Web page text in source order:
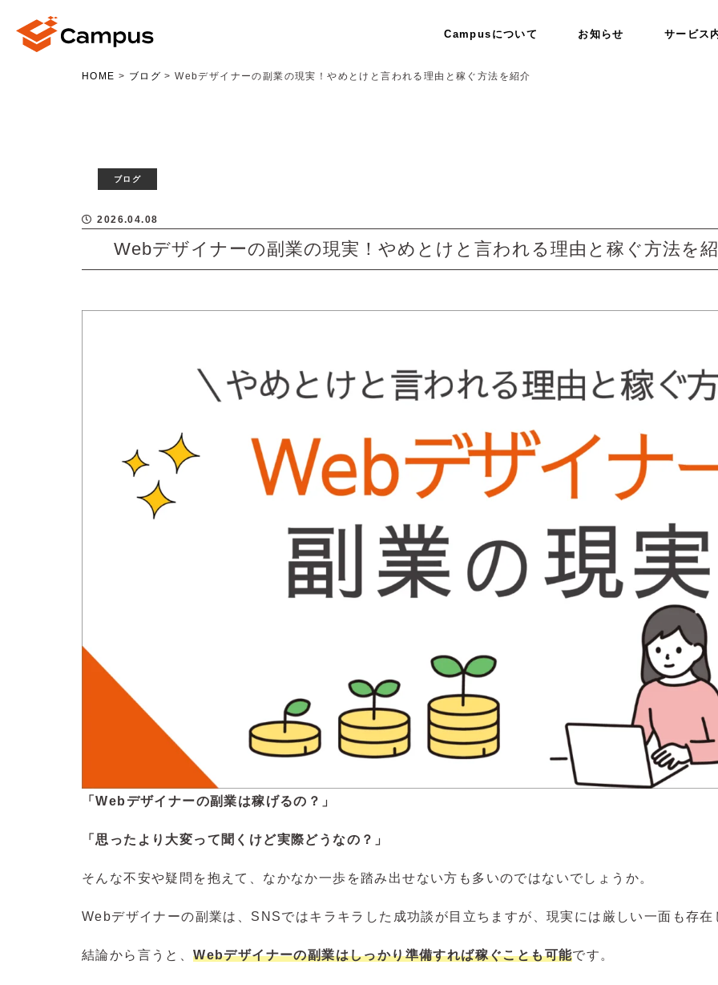
Campusについて お知らせ サービス
HOME > ブログ >Webデザイナーの副業の現実！やめとけと言われる理由と稼ぐ方法を紹介
ブログ
2026.04.08
Webデザイナーの副業の現実！やめとけと言われる理由と稼ぐ方法を
「Webデザイナーの副業は稼げるの？」
「思ったより大変って聞くけど実際どうなの？」
そんな不安や疑問を抱えて、なかなか一歩を踏み出せない方も多いのではないでしょうか。
Webデザイナーの副業は、SNSではキラキラした成功談が目立ちますが、現実には厳しい一面も存在
結論から言うと、Webデザイナーの副業はしっかり準備すれば稼ぐことも可能です。